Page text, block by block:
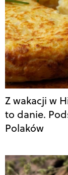
Z wakacji w
to danie.
Polaków